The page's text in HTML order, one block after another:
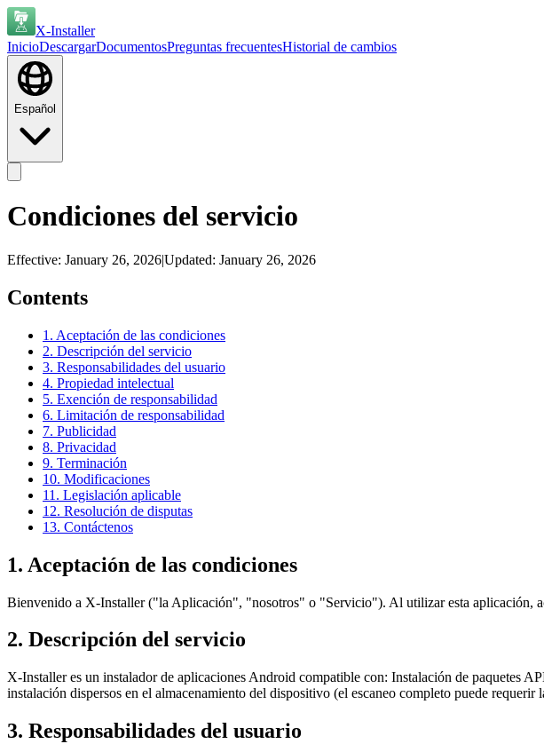
X-Installer
InicioDescargarDocumentosPreguntas frecuentesHistorial de cambios
Español
Condiciones del servicio
Effective: January 26, 2026|Updated: January 26, 2026
Contents
1. Aceptación de las condiciones
2. Descripción del servicio
3. Responsabilidades del usuario
4. Propiedad intelectual
5. Exención de responsabilidad
6. Limitación de responsabilidad
7. Publicidad
8. Privacidad
9. Terminación
10. Modificaciones
11. Legislación aplicable
12. Resolución de disputas
13. Contáctenos
1. Aceptación de las condiciones
Bienvenido a X-Installer ("la Aplicación", "nosotros" o "Servicio"). Al utilizar esta aplicación,
2. Descripción del servicio
X-Installer es un instalador de aplicaciones Android compatible con: Instalación de
instalación dispersos en el almacenamiento del dispositivo (el escaneo completo puede
3. Responsabilidades del usuario